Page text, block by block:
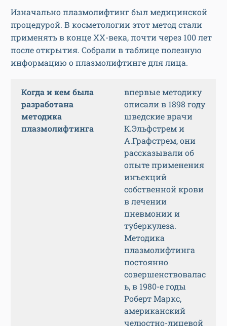
Изначально плазмолифтинг был медицинской
процедурой. В косметологии этот метод стали
применять в конце XX-века, почти через 100 лет
после открытия. Собрали в таблице полезную
информацию о плазмолифтинге для лица.
Когда и кем была
разработана
методика
плазмолифтинга
впервые методику
описали в 1898 году
шведские врачи
К.Эльфстрем и
А.Графстрем, они
рассказывали об
опыте применения
инъекций
собственной крови
в лечении
пневмонии и
туберкулеза.
Методика
плазмолифтинга
постоянно
совершенствовалас
ь, в 1980-е годы
Роберт Маркс,
американский
челюстно-лицевой